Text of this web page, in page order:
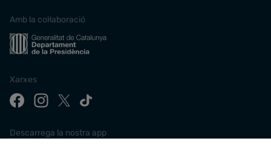
Amb la col·laboració
Xarxes
Descarrega la nostra app